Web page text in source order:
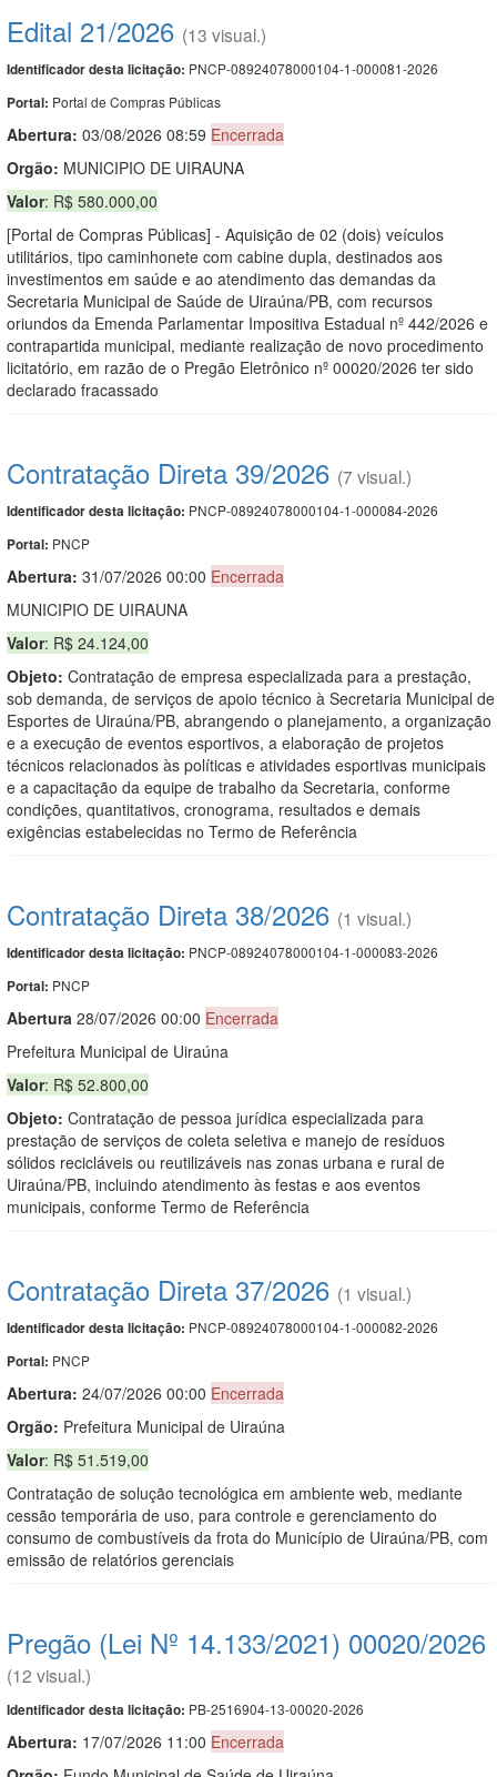
Edital 21/2026 (13 visual.)
Identificador desta licitação: PNCP-08924078000104-1-000081-2026
Portal: Portal de Compras Públicas
Abertura: 03/08/2026 08:59 Encerrada
Orgão: MUNICIPIO DE UIRAUNA
Valor: R$ 580.000,00
[Portal de Compras Públicas] - Aquisição de 02 (dois) veículos
utilitários, tipo caminhonete com cabine dupla, destinados aos
investimentos em saúde e ao atendimento das demandas da
Secretaria Municipal de Saúde de Uiraúna/PB, com recursos
oriundos da Emenda Parlamentar Impositiva Estadual nº 442/2026 e
contrapartida municipal, mediante realização de novo procedimento
licitatório, em razão de o Pregão Eletrônico nº 00020/2026 ter sido
declarado fracassado
Contratação Direta 39/2026 (7 visual.)
Identificador desta licitação: PNCP-08924078000104-1-000084-2026
Portal: PNCP
Abertura: 31/07/2026 00:00 Encerrada
MUNICIPIO DE UIRAUNA
Valor: R$ 24.124,00
Objeto: Contratação de empresa especializada para a prestação,
sob demanda, de serviços de apoio técnico à Secretaria Municipal de
Esportes de Uiraúna/PB, abrangendo o planejamento, a organização
e a execução de eventos esportivos, a elaboração de projetos
técnicos relacionados às políticas e atividades esportivas municipais
e a capacitação da equipe de trabalho da Secretaria, conforme
condições, quantitativos, cronograma, resultados e demais
exigências estabelecidas no Termo de Referência
Contratação Direta 38/2026 (1 visual.)
Identificador desta licitação: PNCP-08924078000104-1-000083-2026
Portal: PNCP
Abertura 28/07/2026 00:00 Encerrada
Prefeitura Municipal de Uiraúna
Valor: R$ 52.800,00
Objeto: Contratação de pessoa jurídica especializada para
prestação de serviços de coleta seletiva e manejo de resíduos
sólidos recicláveis ou reutilizáveis nas zonas urbana e rural de
Uiraúna/PB, incluindo atendimento às festas e aos eventos
municipais, conforme Termo de Referência
Contratação Direta 37/2026 (1 visual.)
Identificador desta licitação: PNCP-08924078000104-1-000082-2026
Portal: PNCP
Abertura: 24/07/2026 00:00 Encerrada
Orgão: Prefeitura Municipal de Uiraúna
Valor: R$ 51.519,00
Contratação de solução tecnológica em ambiente web, mediante
cessão temporária de uso, para controle e gerenciamento do
consumo de combustíveis da frota do Município de Uiraúna/PB, com
emissão de relatórios gerenciais
Pregão (Lei Nº 14.133/2021) 00020/2026
(12 visual.)
Identificador desta licitação: PB-2516904-13-00020-2026
Abertura: 17/07/2026 11:00 Encerrada